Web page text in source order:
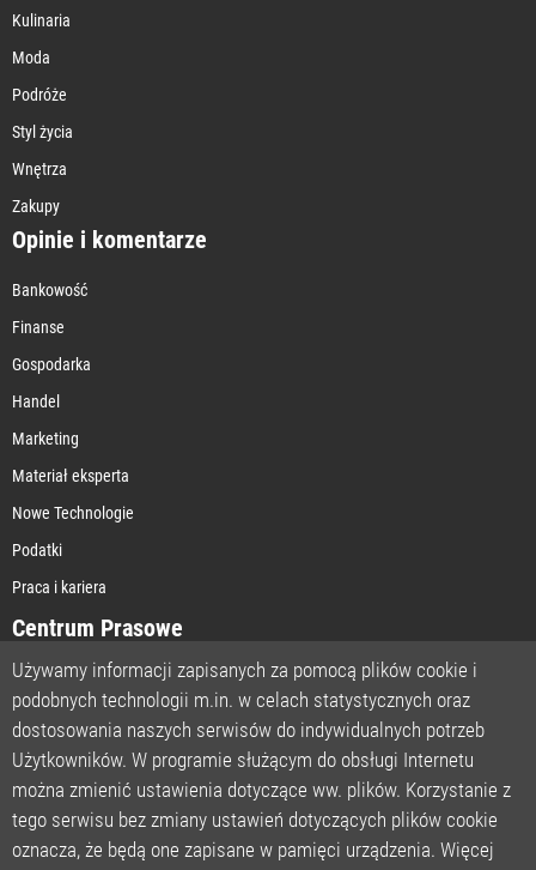
Kulinaria
Moda
Podróże
Styl życia
Wnętrza
Zakupy
Opinie i komentarze
Bankowość
Finanse
Gospodarka
Handel
Marketing
Materiał eksperta
Nowe Technologie
Podatki
Praca i kariera
Centrum Prasowe
STRONA GŁÓWNA
O NAS
POLITYKA PRYWATNOŚCI
REGULAMIN
LICENCJA
Używamy informacji zapisanych za pomocą plików cookie i
podobnych technologii m.in. w celach statystycznych oraz
dostosowania naszych serwisów do indywidualnych potrzeb
Użytkowników. W programie służącym do obsługi Internetu
można zmienić ustawienia dotyczące ww. plików. Korzystanie z
tego serwisu bez zmiany ustawień dotyczących plików cookie
oznacza, że będą one zapisane w pamięci urządzenia. Więcej